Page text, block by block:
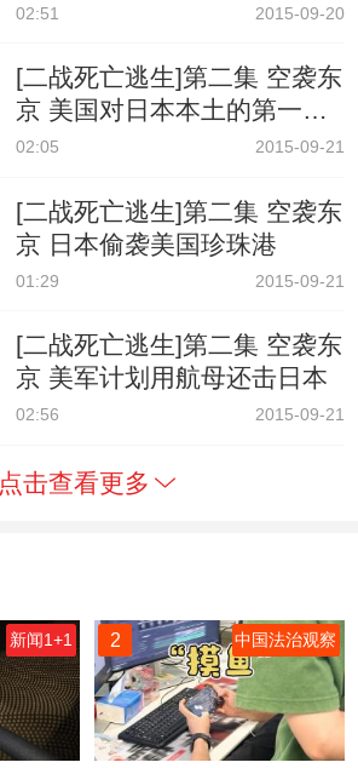
02:51 2015-09-20
[二战死亡逃生]第二集 空袭东
京 美国对日本本土的第一次
轰炸
02:05 2015-09-21
[二战死亡逃生]第二集 空袭东
京 日本偷袭美国珍珠港
01:29 2015-09-21
[二战死亡逃生]第二集 空袭东
京 美军计划用航母还击日本
02:56 2015-09-21
点击查看更多
新闻1+1 2 中国法治观察